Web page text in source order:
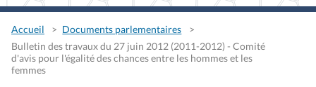
Accueil
Documents parlementaires
Bulletin des travaux du 27 juin 2012 (2011-2012) - Comité
d'avis pour l'égalité des chances entre les hommes et les
femmes